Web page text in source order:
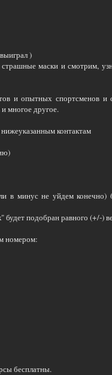
)
маски и смотрим,
и опытных спортсменов и
многое другое.
контактам
в минус не уйдем конечно)
будет подобран равного (+/-)
номером:
бесплатны.